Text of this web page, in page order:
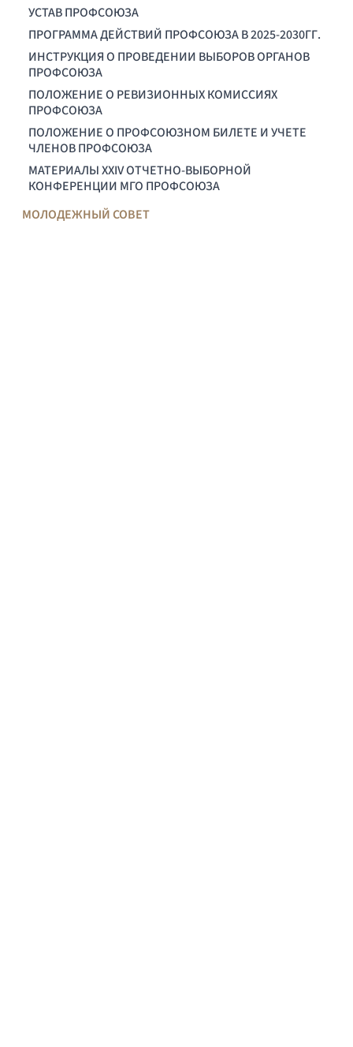
УСТАВ ПРОФСОЮЗА
ПРОГРАММА ДЕЙСТВИЙ ПРОФСОЮЗА В 2025-2030ГГ.
ИНСТРУКЦИЯ О ПРОВЕДЕНИИ ВЫБОРОВ ОРГАНОВ
ПРОФСОЮЗА
ПОЛОЖЕНИЕ О РЕВИЗИОННЫХ КОМИССИЯХ
ПРОФСОЮЗА
ПОЛОЖЕНИЕ О ПРОФСОЮЗНОМ БИЛЕТЕ И УЧЕТЕ
ЧЛЕНОВ ПРОФСОЮЗА
МАТЕРИАЛЫ XXIV ОТЧЕТНО-ВЫБОРНОЙ
КОНФЕРЕНЦИИ МГО ПРОФСОЮЗА
МОЛОДЕЖНЫЙ СОВЕТ